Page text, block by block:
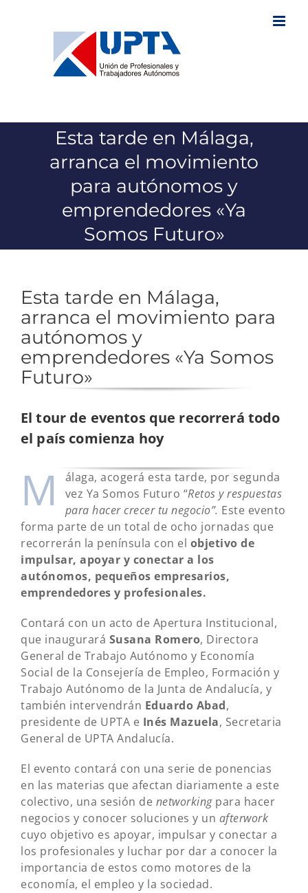
Esta tarde en Málaga,
arranca el movimiento
para autónomos y
emprendedores «Ya
Somos Futuro»
Esta tarde en Málaga,
arranca el movimiento para
autónomos y
emprendedores «Ya Somos
Futuro»
El tour de eventos que recorrerá todo
el país comienza hoy
M
álaga, acogerá esta tarde, por segunda
vez Ya Somos Futuro “Retos y respuestas
para hacer crecer tu negocio”. Este evento
forma parte de un total de ocho jornadas que
recorrerán la península con el objetivo de
impulsar, apoyar y conectar a los
autónomos, pequeños empresarios,
emprendedores y profesionales.
Contará con un acto de Apertura Institucional,
que inaugurará Susana Romero, Directora
General de Trabajo Autónomo y Economía
Social de la Consejería de Empleo, Formación y
Trabajo Autónomo de la Junta de Andalucía, y
también intervendrán Eduardo Abad,
presidente de UPTA e Inés Mazuela, Secretaria
General de UPTA Andalucía.
El evento contará con una serie de ponencias
en las materias que afectan diariamente a este
colectivo, una sesión de networking para hacer
negocios y conocer soluciones y un afterwork
cuyo objetivo es apoyar, impulsar y conectar a
los profesionales y luchar por dar a conocer la
importancia de estos como motores de la
economía, el empleo y la sociedad.